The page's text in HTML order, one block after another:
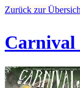
Zurück zur
Carnival